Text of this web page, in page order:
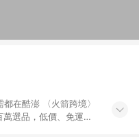
在酷澎 〈火箭跨境〉
萬選品，低價、免運，